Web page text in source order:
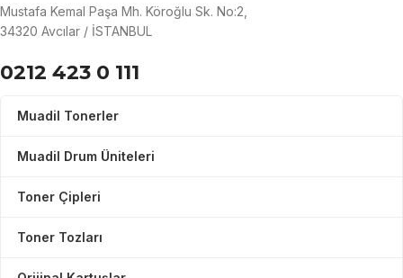
Mustafa Kemal Paşa Mh. Köroğlu Sk. No:2,
34320 Avcılar / İSTANBUL
0212 423 0 111
Muadil Tonerler
Muadil Drum Üniteleri
Toner Çipleri
Toner Tozları